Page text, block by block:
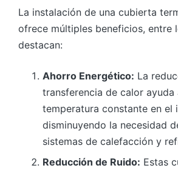
La instalación de una cubierta
ofrece múltiples beneficios, entre
destacan:
Ahorro Energético: La
transferencia de calor ayuda
temperatura constante en el
disminuyendo la necesidad
sistemas de calefacción y
Reducción de Ruido: Estas